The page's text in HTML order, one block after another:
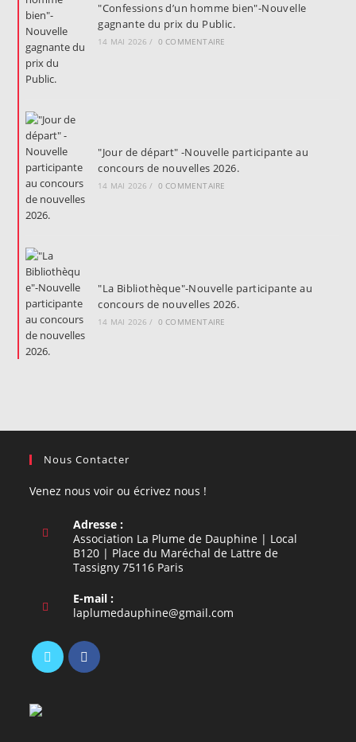
"Confessions d’un homme bien"-Nouvelle
gagnante du prix du Public.
14 MAI 2026 / 0 COMMENTAIRE
"Jour de départ" -Nouvelle participante au
concours de nouvelles 2026.
14 MAI 2026 / 0 COMMENTAIRE
"La Bibliothèque"-Nouvelle participante au
concours de nouvelles 2026.
14 MAI 2026 / 0 COMMENTAIRE
Nous Contacter
Venez nous voir ou écrivez nous !
Adresse :
Association La Plume de Dauphine | Local
B120 | Place du Maréchal de Lattre de
Tassigny 75116 Paris
E-mail :
laplumedauphine@gmail.com
dans
un